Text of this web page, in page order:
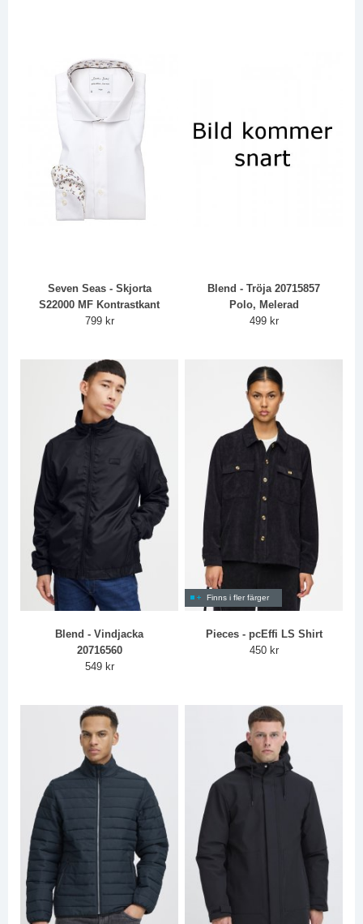
Seven Seas - Skjorta
S22000 MF Kontrastkant
799 kr
Blend - Tröja 20715857
Polo, Melerad
499 kr
Blend - Vindjacka
20716560
549 kr
Finns i fler färger
Pieces - pcEffi LS Shirt
450 kr